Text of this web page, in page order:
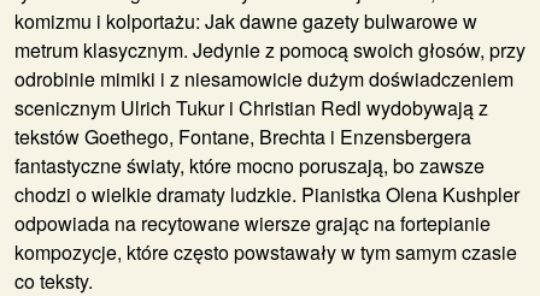
komizmu i kolportażu: Jak dawne gazety bulwarowe w
metrum klasycznym. Jedynie z pomocą swoich głosów, przy
odrobinie mimiki i z niesamowicie dużym doświadczeniem
scenicznym Ulrich Tukur i Christian Redl wydobywają z
tekstów Goethego, Fontane, Brechta i Enzensbergera
fantastyczne światy, które mocno poruszają, bo zawsze
chodzi o wielkie dramaty ludzkie. PianistkaOlena Kushpler
odpowiada na recytowane wiersze grając na fortepianie
kompozycje, które często powstawały w tym samym czasie
co teksty.